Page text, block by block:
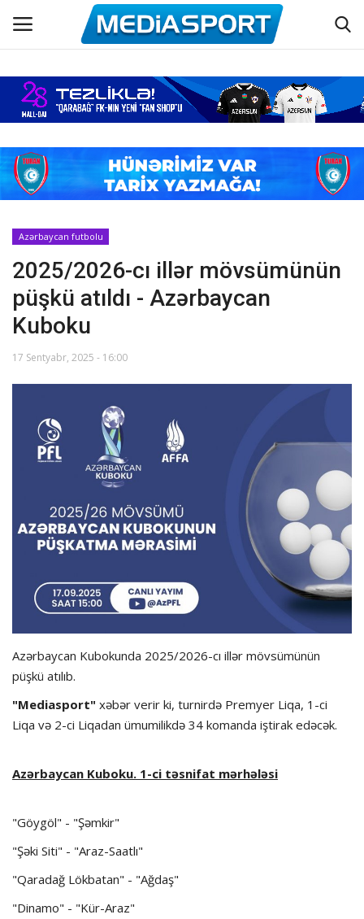
Əsas
Azərbaycan futbolu
Maraqlı
Əlaqə
Haqqımızda
Köşə yazıları
Dünya futbolu
Olimpiada
Formula 1
Azərbaycan futbolu
2025/2026-cı illər mövsümünün
püşkü atıldı - Azərbaycan
Kuboku
17 Sentyabr, 2025 - 16:00
Azərbaycan Kubokunda 2025/2026-cı illər mövsümünün
püşkü atılıb.
"Mediasport" xəbər verir ki, turnirdə Premyer Liqa, 1-ci
Liqa və 2-ci Liqadan ümumilikdə 34 komanda iştirak edəcək.
Azərbaycan Kuboku. 1-ci təsnifat mərhələsi
"Göygöl" - "Şəmkir"
"Şəki Siti" - "Araz-Saatlı"
"Qaradağ Lökbatan" - "Ağdaş"
"Dinamo" - "Kür-Araz"